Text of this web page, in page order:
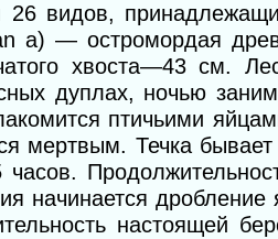
26 видов,
a) — остромордая
хвоста—43 см.
дуплах, ночью
птичьими
мертвым. Течка
начинается
настоящей